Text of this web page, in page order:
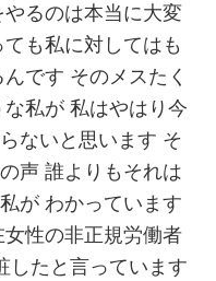
るのは本当に大変
も私に対してはも
です そのメスたく
私が 私はやはり今
ないと思います そ
声 誰よりもそれは
が わかっています
性の非正規労働者
したと言っています